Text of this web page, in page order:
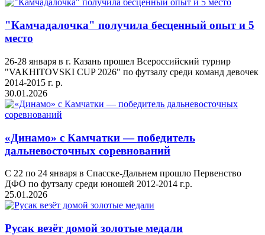
"Камчадалочка" получила бесценный опыт и 5
место
26-28 января в г. Казань прошел Всероссийский турнир
"VAKHITOVSKI CUP 2026" по футзалу среди команд девочек
2014-2015 г. р.
30.01.2026
«Динамо» с Камчатки — победитель
дальневосточных соревнований
С 22 по 24 января в Спасске-Дальнем прошло Первенство
ДФО по футзалу среди юношей 2012-2014 г.р.
25.01.2026
Русак везёт домой золотые медали